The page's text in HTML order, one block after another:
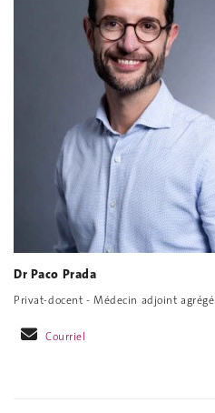
Dr Paco Prada
Privat-docent - Médecin adjoint agrégé
Courriel